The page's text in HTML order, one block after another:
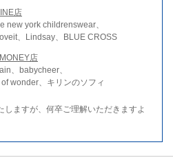
店
new york childrenswear、
、Lindsay、BLUE CROSS
店
、babycheer、
wonder、キリンのソフィ
しますが、何卒ご理解いただきますよ